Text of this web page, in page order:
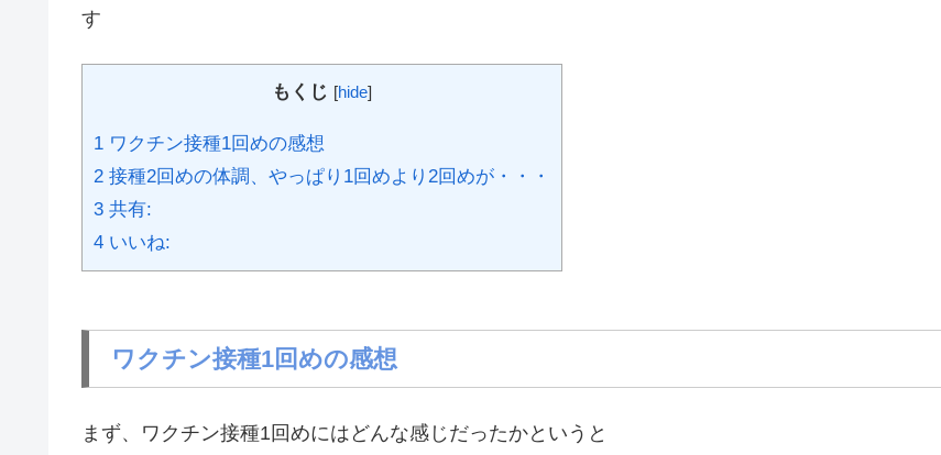
す
もくじ [hide]
1 ワクチン接種1回めの感想
2 接種2回めの体調、やっぱり1回めより2回めが・・・
3 共有:
4 いいね:
ワクチン接種1回めの感想
まず、ワクチン接種1回めにはどんな感じだったかというと